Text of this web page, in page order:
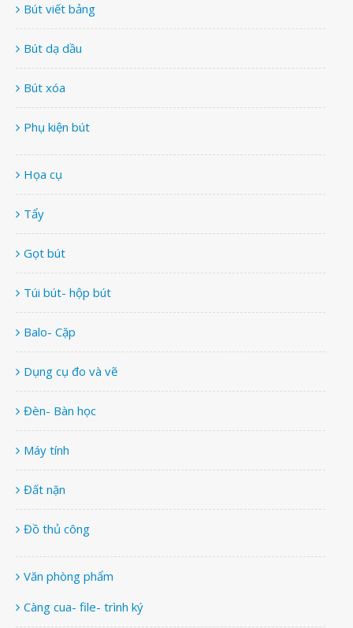
Bút viết bảng
Bút dạ dầu
Bút xóa
Phụ kiện bút
Họa cụ
Tẩy
Gọt bút
Túi bút- hộp bút
Balo- Cặp
Dụng cụ đo và vẽ
Đèn- Bàn học
Máy tính
Đất nặn
Đồ thủ công
Văn phòng phẩm
Càng cua- file- trình ký